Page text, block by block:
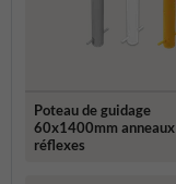
Poteau de guidage
60x1400mm anneaux
réflexes